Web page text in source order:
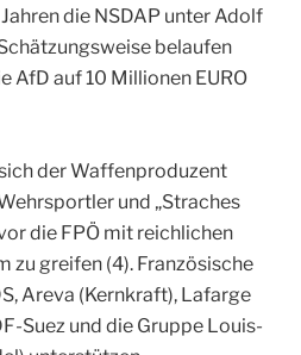
die NSDAP unter Adolf
belaufen
AfD auf 10 Millionen EURO
der Waffenproduzent
und „Straches
die FPÖ mit reichlichen
zu greifen (4). Französische
Areva (Kernkraft), Lafarge
Suez und die Gruppe Louis-